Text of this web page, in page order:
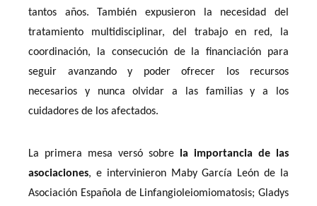
tantos años. También expusieron la necesidad del
tratamiento multidisciplinar, del trabajo en red, la
coordinación, la consecución de la financiación para
seguir avanzando y poder ofrecer los recursos
necesarios y nunca olvidar a las familias y a los
cuidadores de los afectados.
La primera mesa versó sobre
la importancia de las
asociaciones, e intervinieron Maby García León de la
Asociación Española de Linfangioleiomiomatosis; Gladys